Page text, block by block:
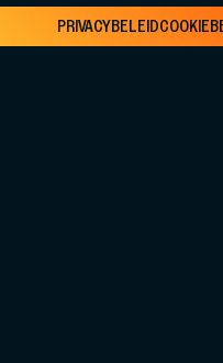
PRIVACYBELEID